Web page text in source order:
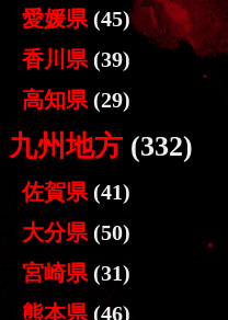
愛媛県 (45)
香川県 (39)
高知県 (29)
九州地方 (332)
佐賀県 (41)
大分県 (50)
宮崎県 (31)
熊本県 (46)